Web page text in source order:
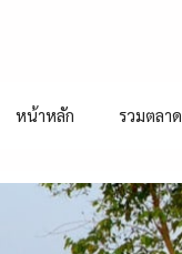
หน้าหลัก รวมตลาด